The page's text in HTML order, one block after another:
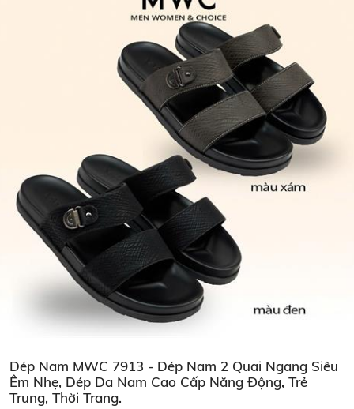
Dép Nam MWC 7913 - Dép Nam 2 Quai Ngang Siêu
Êm Nhẹ, Dép Da Nam Cao Cấp Năng Động, Trẻ
Trung, Thời Trang.